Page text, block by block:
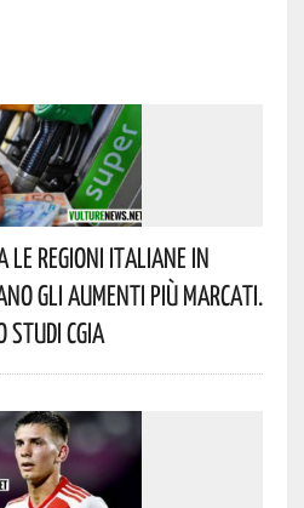
Regioni Italiane In
Gli Aumenti Più Marcati.
CGIA